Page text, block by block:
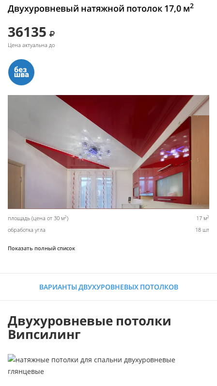
Двухуровневый натяжной потолок 17,0 м2
36135
Цена актуальна до
площадь (цена от 30 м2) 17 м2
обработка угла 18 шт
Показать полный список
ВАРИАНТЫ ДВУХУРОВНЕВЫХ ПОТОЛКОВ
Двухуровневые потолки
Випсилинг